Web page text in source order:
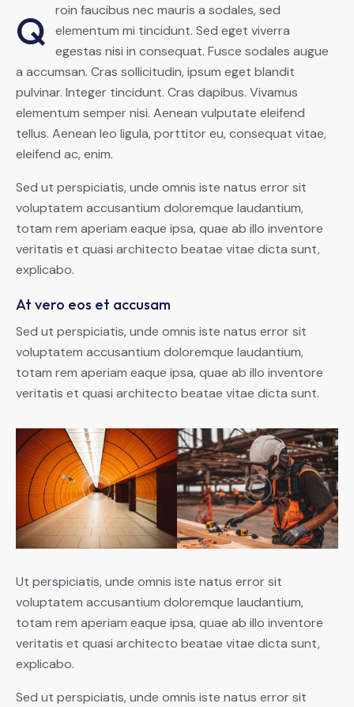
Q
roin faucibus nec mauris a sodales, sed
elementum mi tincidunt. Sed eget viverra
egestas nisi in consequat. Fusce sodales augue
a accumsan. Cras sollicitudin, ipsum eget blandit
pulvinar. Integer tincidunt. Cras dapibus. Vivamus
elementum semper nisi. Aenean vulputate eleifend
tellus. Aenean leo ligula, porttitor eu, consequat vitae,
eleifend ac, enim.
Sed ut perspiciatis, unde omnis iste natus error sit
voluptatem accusantium doloremque laudantium,
totam rem aperiam eaque ipsa, quae ab illo inventore
veritatis et quasi architecto beatae vitae dicta sunt,
explicabo.
At vero eos et accusam
Sed ut perspiciatis, unde omnis iste natus error sit
voluptatem accusantium doloremque laudantium,
totam rem aperiam eaque ipsa, quae ab illo inventore
veritatis et quasi architecto beatae vitae dicta sunt.
Ut perspiciatis, unde omnis iste natus error sit
voluptatem accusantium doloremque laudantium,
totam rem aperiam eaque ipsa, quae ab illo inventore
veritatis et quasi architecto beatae vitae dicta sunt,
explicabo.
Sed ut perspiciatis, unde omnis iste natus error sit